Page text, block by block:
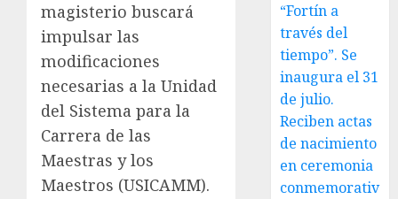
magisterio buscará
impulsar las
modificaciones
necesarias a la Unidad
del Sistema para la
Carrera de las
Maestras y los
Maestros (USICAMM).
“Fortín a
través del
tiempo”. Se
inaugura el 31
de julio.
Reciben actas
de nacimiento
en ceremonia
conmemorativ